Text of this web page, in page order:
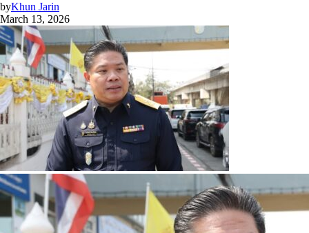
byKhun Jarin
March 13, 2026